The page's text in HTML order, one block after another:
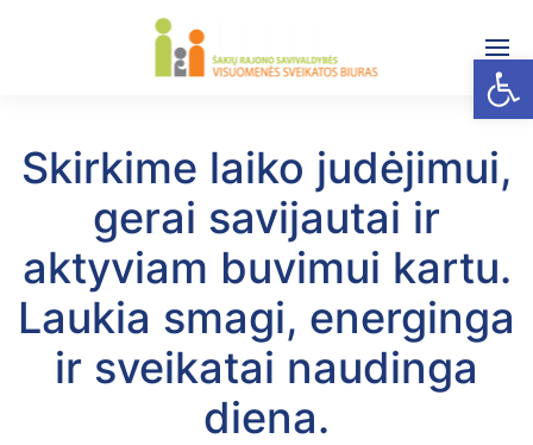
Skirkime laiko judėjimui,
gerai savijautai ir
aktyviam buvimui kartu.
Laukia smagi, energinga
ir sveikatai naudinga
diena.